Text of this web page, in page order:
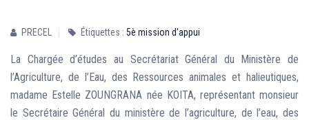
PRECEL Étiquettes : 5è mission d'appui
La Chargée d’études au Secrétariat Général du Ministère de
l’Agriculture, de l’Eau, des Ressources animales et halieutiques,
madame Estelle ZOUNGRANA née KOITA, représentant monsieur
le Secrétaire Général du ministère de l’agriculture, de l’eau, des